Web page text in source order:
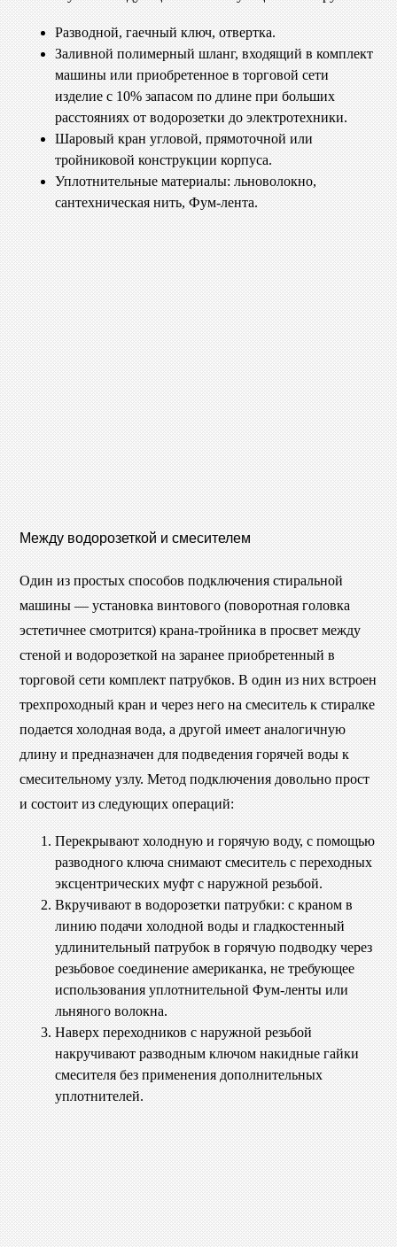
Разводной, гаечный ключ, отвертка.
Заливной полимерный шланг, входящий в комплект
машины или приобретенное в торговой сети
изделие с 10% запасом по длине при больших
расстояниях от водорозетки до электротехники.
Шаровый кран угловой, прямоточной или
тройниковой конструкции корпуса.
Уплотнительные материалы: льноволокно,
сантехническая нить, Фум-лента.
Между водорозеткой и смесителем
Один из простых способов подключения стиральной
машины — установка винтового (поворотная головка
эстетичнее смотрится) крана-тройника в просвет между
стеной и водорозеткой на заранее приобретенный в
торговой сети комплект патрубков. В один из них встроен
трехпроходный кран и через него на смеситель к стиралке
подается холодная вода, а другой имеет аналогичную
длину и предназначен для подведения горячей воды к
смесительному узлу. Метод подключения довольно прост
и состоит из следующих операций:
Перекрывают холодную и горячую воду, с помощью
разводного ключа снимают смеситель с переходных
эксцентрических муфт с наружной резьбой.
Вкручивают в водорозетки патрубки: с краном в
линию подачи холодной воды и гладкостенный
удлинительный патрубок в горячую подводку через
резьбовое соединение американка, не требующее
использования уплотнительной Фум-ленты или
льняного волокна.
Наверх переходников с наружной резьбой
накручивают разводным ключом накидные гайки
смесителя без применения дополнительных
уплотнителей.